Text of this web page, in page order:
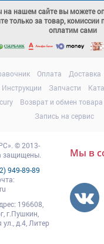
на нашем сайте вы можете
только за товар,
оплатим сами
Оплата Доставка
Инструкции Запчасти
Возврат и обмен товара
Запись на сервис
© 2013-
защищены.
949-89-89
196608
г.Пушкин
д.4, Литер
Мы в